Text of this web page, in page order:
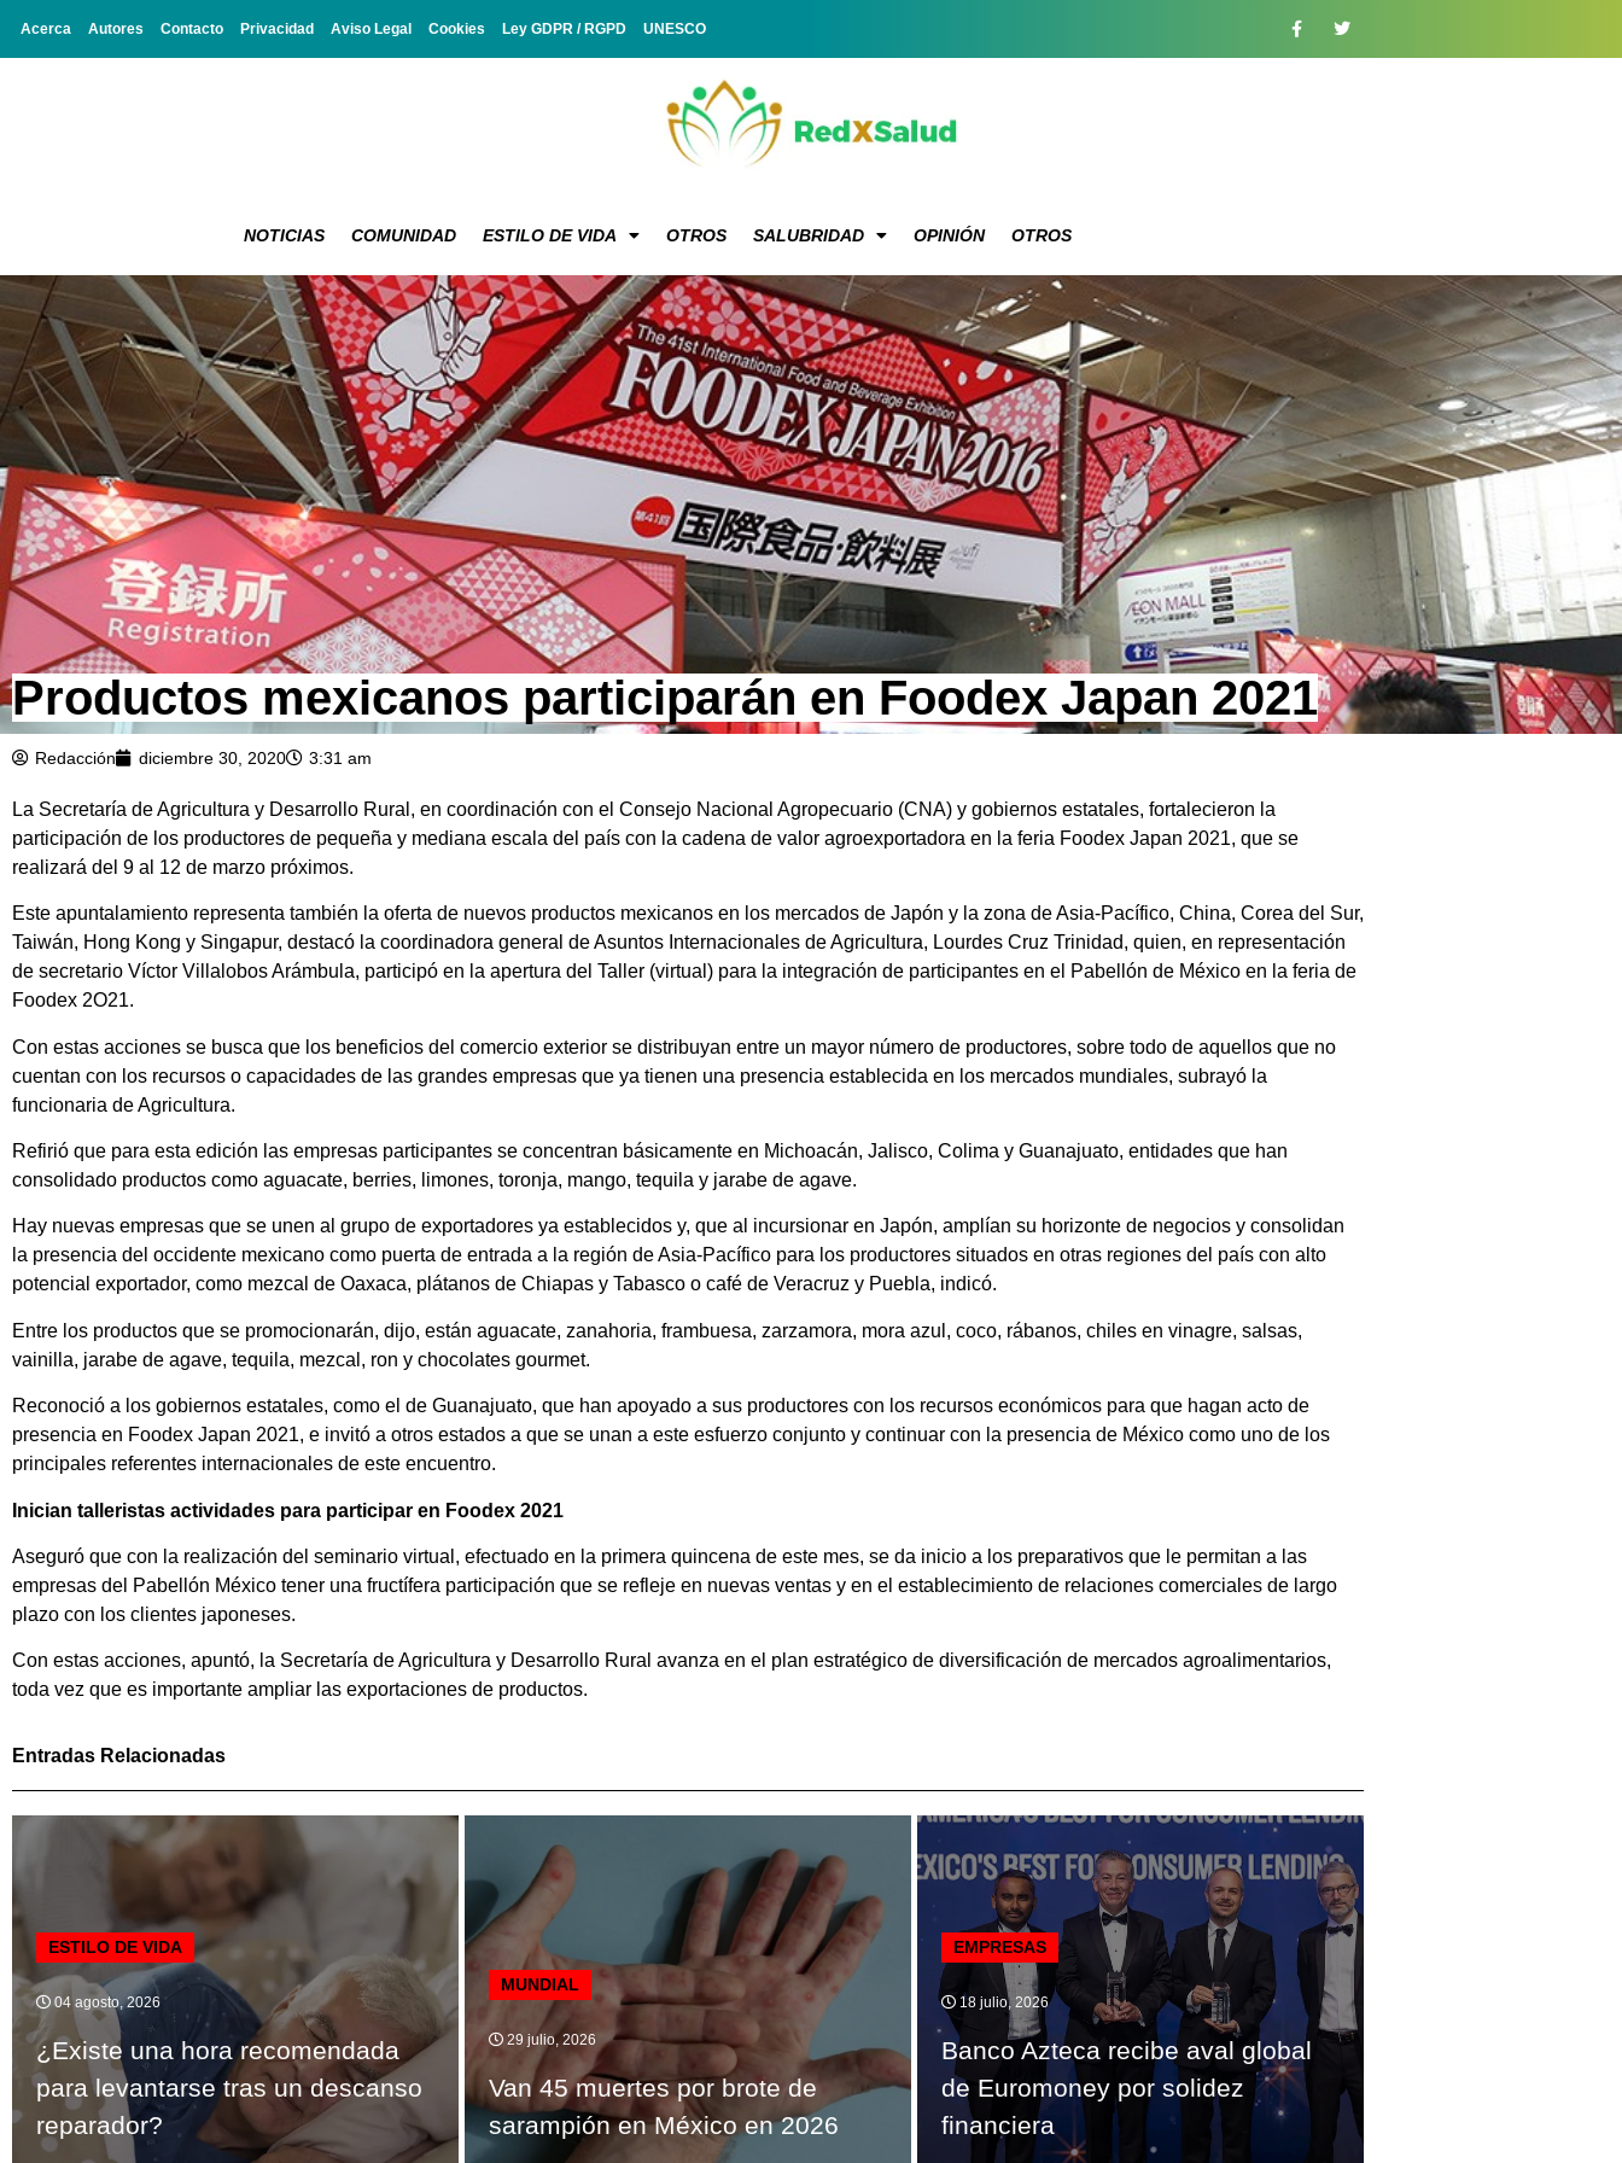
Acerca Autores Contacto Privacidad Aviso Legal Cookies Ley GDPR / RGPD UNESCO
NOTICIAS COMUNIDAD ESTILO DE VIDA OTROS SALUBRIDAD OPINIÓN OTROS
Productos mexicanos participarán en Foodex Japan 2021
Redacción diciembre 30, 2020 3:31 am
La Secretaría de Agricultura y Desarrollo Rural, en coordinación con el Consejo Nacional Agropecuario (CNA) y gobiernos estatales, fortalecieron la
participación de los productores de pequeña y mediana escala del país con la cadena de valor agroexportadora en la feria Foodex Japan 2021, que se
realizará del 9 al 12 de marzo próximos.
Este apuntalamiento representa también la oferta de nuevos productos mexicanos en los mercados de Japón y la zona de Asia-Pacífico, China, Corea del Sur,
Taiwán, Hong Kong y Singapur, destacó la coordinadora general de Asuntos Internacionales de Agricultura, Lourdes Cruz Trinidad, quien, en representación
de secretario Víctor Villalobos Arámbula, participó en la apertura del Taller (virtual) para la integración de participantes en el Pabellón de México en la feria de
Foodex 2O21.
Con estas acciones se busca que los beneficios del comercio exterior se distribuyan entre un mayor número de productores, sobre todo de aquellos que no
cuentan con los recursos o capacidades de las grandes empresas que ya tienen una presencia establecida en los mercados mundiales, subrayó la
funcionaria de Agricultura.
Refirió que para esta edición las empresas participantes se concentran básicamente en Michoacán, Jalisco, Colima y Guanajuato, entidades que han
consolidado productos como aguacate, berries, limones, toronja, mango, tequila y jarabe de agave.
Hay nuevas empresas que se unen al grupo de exportadores ya establecidos y, que al incursionar en Japón, amplían su horizonte de negocios y consolidan
la presencia del occidente mexicano como puerta de entrada a la región de Asia-Pacífico para los productores situados en otras regiones del país con alto
potencial exportador, como mezcal de Oaxaca, plátanos de Chiapas y Tabasco o café de Veracruz y Puebla, indicó.
Entre los productos que se promocionarán, dijo, están aguacate, zanahoria, frambuesa, zarzamora, mora azul, coco, rábanos, chiles en vinagre, salsas,
vainilla, jarabe de agave, tequila, mezcal, ron y chocolates gourmet.
Reconoció a los gobiernos estatales, como el de Guanajuato, que han apoyado a sus productores con los recursos económicos para que hagan acto de
presencia en Foodex Japan 2021, e invitó a otros estados a que se unan a este esfuerzo conjunto y continuar con la presencia de México como uno de los
principales referentes internacionales de este encuentro.
Inician talleristas actividades para participar en Foodex 2021
Aseguró que con la realización del seminario virtual, efectuado en la primera quincena de este mes, se da inicio a los preparativos que le permitan a las
empresas del Pabellón México tener una fructífera participación que se refleje en nuevas ventas y en el establecimiento de relaciones comerciales de largo
plazo con los clientes japoneses.
Con estas acciones, apuntó, la Secretaría de Agricultura y Desarrollo Rural avanza en el plan estratégico de diversificación de mercados agroalimentarios,
toda vez que es importante ampliar las exportaciones de productos.
Entradas Relacionadas
ESTILO DE VIDA
04 agosto, 2026
¿Existe una hora recomendada
para levantarse tras un descanso
reparador?
MUNDIAL
29 julio, 2026
Van 45 muertes por brote de
sarampión en México en 2026
EMPRESAS
18 julio, 2026
Banco Azteca recibe aval global
de Euromoney por solidez
financiera